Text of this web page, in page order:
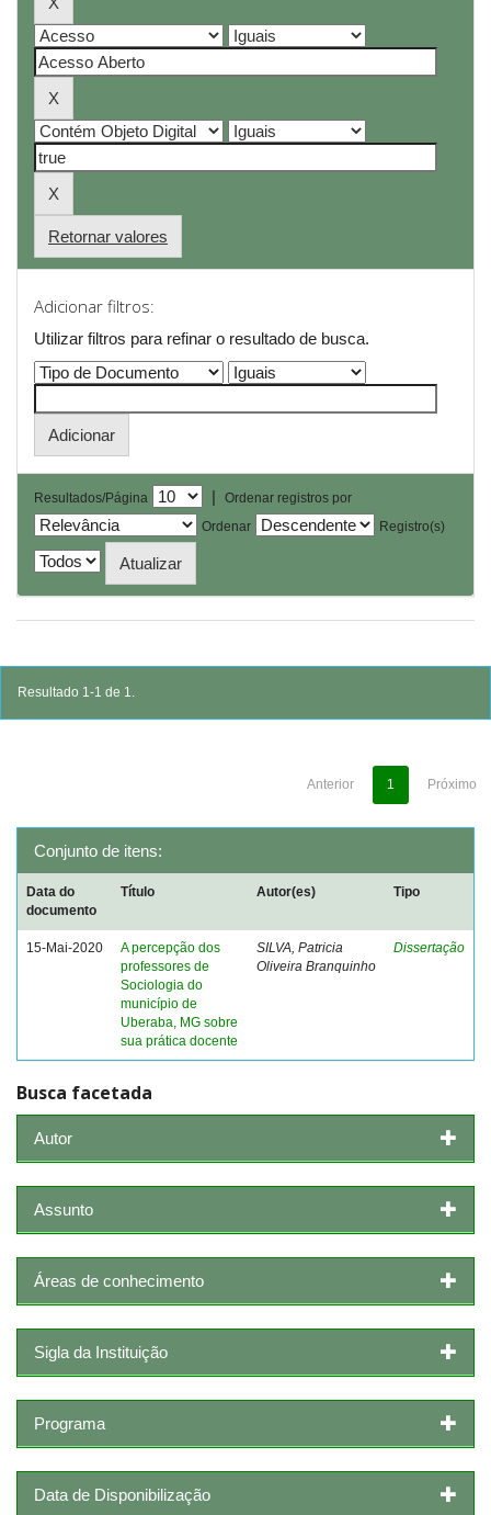
Retornar valores
Adicionar filtros:
Utilizar filtros para refinar o resultado de busca.
Resultados/Página |
Ordenar registros por
Ordenar
Registro(s)
Resultado 1-1 de 1.
Anterior 1 Próximo
Conjunto de itens:
Data do
documento
Título Autor(es) Tipo
15-Mai-2020
A percepção dos
professores de
Sociologia do
município de
Uberaba, MG sobre
sua prática docente
SILVA, Patricia
Oliveira Branquinho
Dissertação
Busca facetada
Autor
Assunto
Áreas de conhecimento
Sigla da Instituição
Programa
Data de Disponibilização